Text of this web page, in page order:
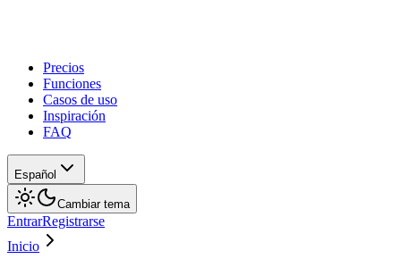
Precios
Funciones
Casos de uso
Inspiración
FAQ
Español
Cambiar tema
EntrarRegistrarse
Inicio